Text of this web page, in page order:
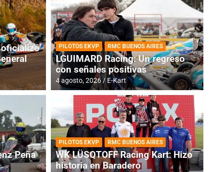
RMC BUENOS AIRES
Cerró una jornada
oficializó
Peña
PILOTOS EKVP RMC BUENOS AIRES
LGUIMARD Racing: Un regreso
con señales positivas
4 agosto, 2026 E-Kart
PILOTOS EKVP RMC BUENOS AIRES
WK LÜSQTOFF Racing Kart: Hizo
historia en Baradero